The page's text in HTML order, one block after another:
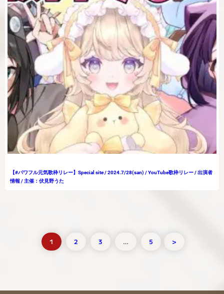
【#パワフル元気歌枠リレー】Special site / 2024.7/28(san) / YouTube歌枠リレー / 出演者
情報 / 主催：伏見野うた
1 2 3 … 5 >